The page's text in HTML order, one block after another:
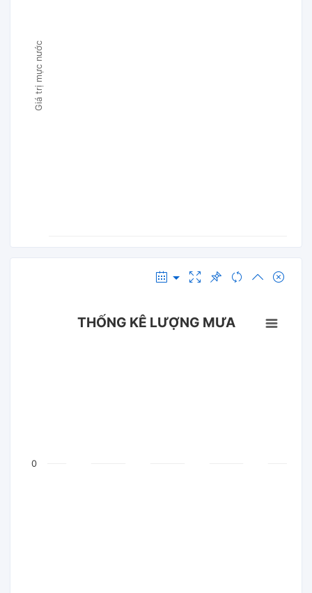
Giá trị mực nước
THỐNG KÊ LƯỢNG MƯA
0